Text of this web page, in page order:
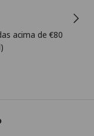
acima de €80